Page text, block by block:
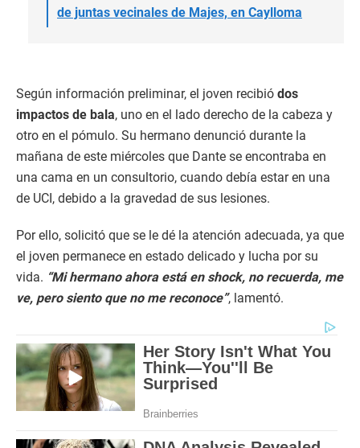
de juntas vecinales de Majes, en Caylloma
Según información preliminar, el joven recibió dos
impactos de bala, uno en el lado derecho de la cabeza y
otro en el pómulo. Su hermano denunció durante la
mañana de este miércoles que Dante se encontraba en
una cama en un consultorio, cuando debía estar en una
de UCI, debido a la gravedad de sus lesiones.
Por ello, solicitó que se le dé la atención adecuada, ya que
el joven permanece en estado delicado y lucha por su
vida. “Mi hermano ahora está en shock, no recuerda, me
ve, pero siento que no me reconoce”, lamentó.